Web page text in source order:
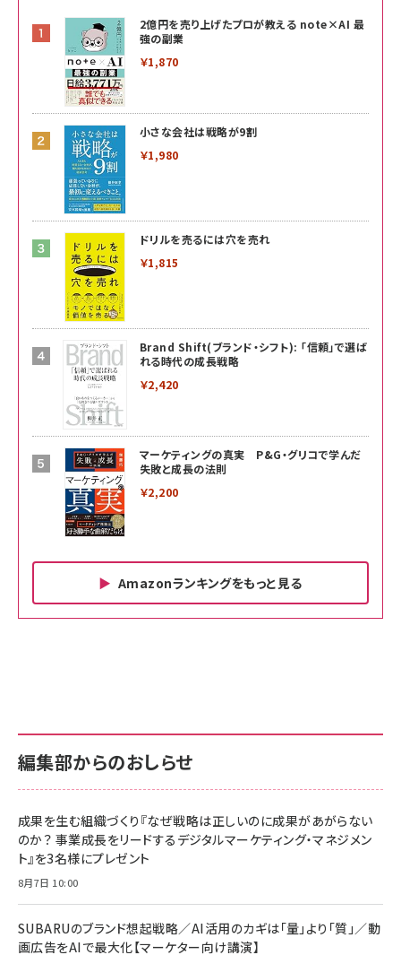
2億円を売り上げたプロが教える note×AI 最
強の副業
￥1,870
小さな会社は戦略が9割
￥1,980
ドリルを売るには穴を売れ
￥1,815
Brand Shift(ブランド・シフト): 「信頼」で選ば
れる時代の成長戦略
￥2,420
マーケティングの真実 P&G・グリコで学んだ
失敗と成長の法則
￥2,200
Amazonランキングをもっと見る
￥880
anan(アンアン)2026/06/24号 No.2500増
刊 スペシャルエディション[王道エンタメの矜
￥1,100
anan(アンアン)2026/07/08号 No.2502[2026
￥880
ママ投資家が育休中に１億貯めた株式投資
内サポート正規品 メーカー保証5年
KLMEA128G
NIMASO ガラスフィルム iPhone 17 用 保護
止 貼りやすい ガイド枠付き いPhone17 (6.3
インチ) 対応 2枚セット DSP25F1698
￥1,599
￥6,980
内サポート正規品 メーカー保証5年
KLMEA128G
Amazon eギフトカード - Amazonロゴ - ク
￥5,000
Anker PowerLine III Flow USB-C & USB-C
Pro/Air 各種対応 (1.8m ミッドナイトブラック)
￥1,890
編集部からのおしらせ
成果を生む組織づくり『なぜ戦略は正しいのに成果があがらない
のか？ 事業成長をリードするデジタルマーケティング・マネジメン
ト』を3名様にプレゼント
8月7日 10:00
SUBARUのブランド想起戦略／AI活用のカギは「量」より「質」／動
画広告をAIで最大化【マーケター向け講演】